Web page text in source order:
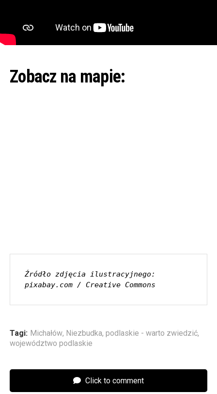
Zobacz na mapie:
Źródło zdjęcia ilustracyjnego:
pixabay.com / Creative Commons
Tagi: Michałów, Niezbudka, podlaskie - warto zwiedzić,
województwo podlaskie
Click to comment